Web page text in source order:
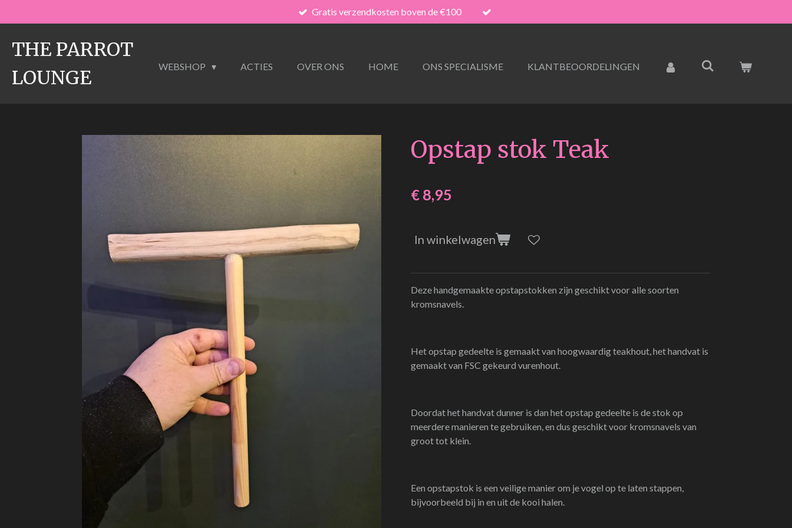
direct
naar
de
hoofdinhoud
Gratis verzendkosten boven de €100
THE PARROT
LOUNGE
WEBSHOP ACTIES OVER ONS HOME ONS SPECIALISME KLANTBEOORDELINGEN
Opstap stok Teak
€ 8,95
In winkelwagen
Deze handgemaakte opstapstokken zijn geschikt voor alle soorten
kromsnavels.
Het opstap gedeelte is gemaakt van hoogwaardig teakhout, het handvat is
gemaakt van FSC gekeurd vurenhout.
Doordat het handvat dunner is dan het opstap gedeelte is de stok op
meerdere manieren te gebruiken, en dus geschikt voor kromsnavels van
groot tot klein.
Een opstapstok is een veilige manier om je vogel op te laten stappen,
bijvoorbeeld bij in en uit de kooi halen.